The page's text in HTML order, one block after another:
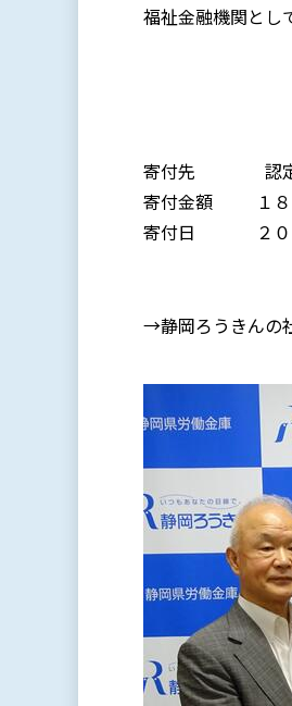
福祉金融機関とし
寄付先 認定
寄付金額 １８２
寄付日 ２０２
→静岡ろうきんの